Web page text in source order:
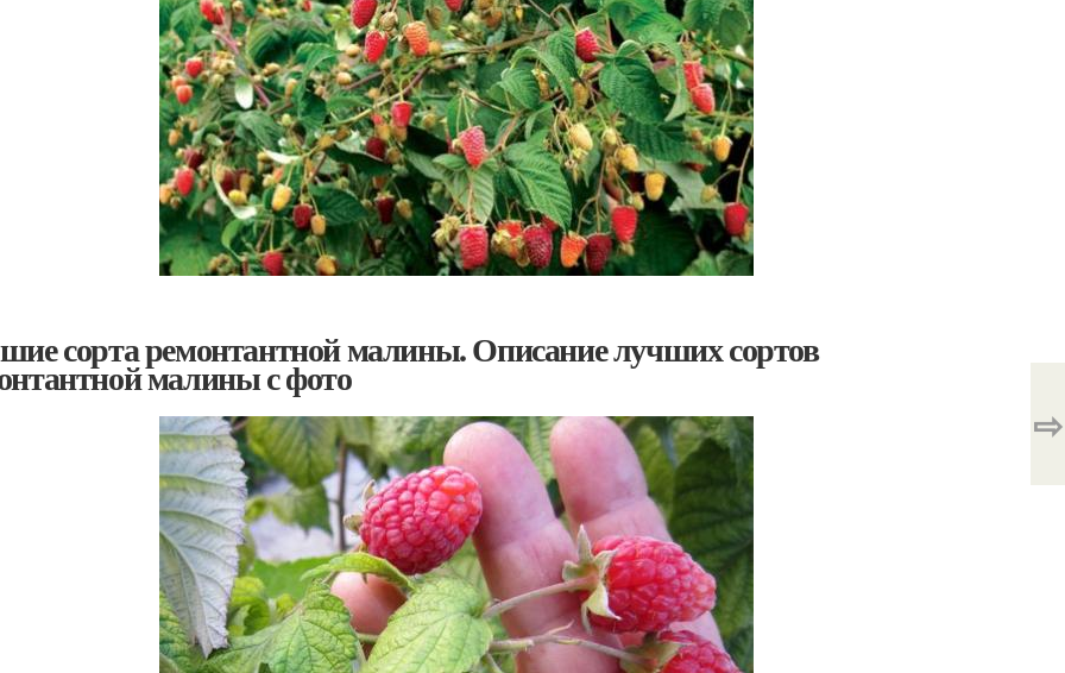
сорта ремонтантной малины. Описание лучших сортов
малины с фото
⇨